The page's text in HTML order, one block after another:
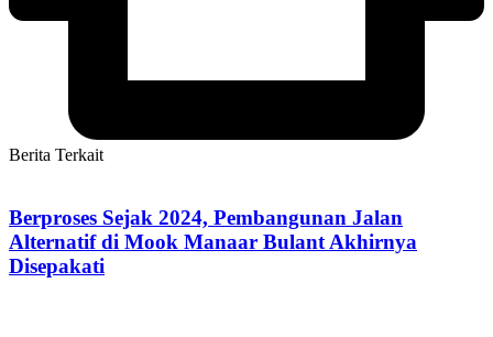
Berita Terkait
Berproses Sejak 2024, Pembangunan Jalan
Alternatif di Mook Manaar Bulant Akhirnya
Disepakati